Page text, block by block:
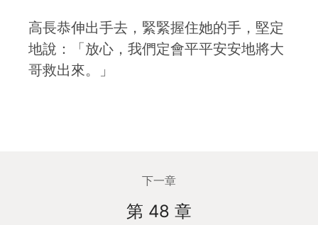
高長恭伸出手去，緊緊握住她的手，堅定
地說：「放心，我們定會平平安安地將大
哥救出來。」
下一章
第 48 章